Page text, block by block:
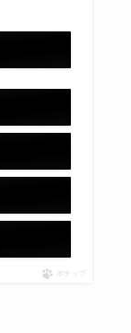
ポチップ